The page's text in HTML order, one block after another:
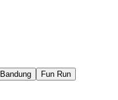
Bandung
Fun Run